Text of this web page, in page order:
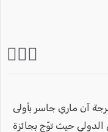
الفلسطيني فلسطين 36 للمخرجة آن ماري جاسر بأولى
الدولي حيث توّج بجائزة